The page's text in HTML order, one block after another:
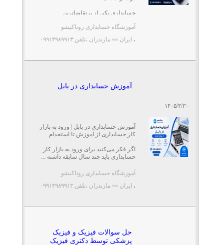
حسابداری یکی از پرتقاضاترین
آموزشگاه حسابداری روناکیشو
، ایران »» مازندران ،تلفن:۰۹۹۱۴۹۸۹۹۱۳
۱۴۰۵/۳/۳۰
آموزش حسابداری در بابل
آموزش حسابداری در بابل | ورود به بازار
کار حسابداری از آموزش تا استخدام
اگر فکر می‌کنید برای ورود به بازار کار
حسابداری باید چند سال سابقه داشته ...
آموزشگاه حسابداری روناکیشو
، ایران »» مازندران ،تلفن:۰۹۹۱۴۹۸۹۹۱۳
حل سوالات فیزیک و فیزیک
پزشکی توسط دکتری فیزیک